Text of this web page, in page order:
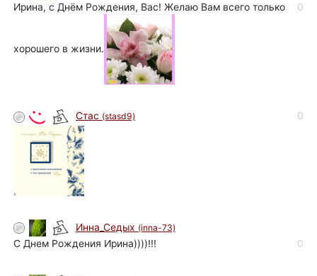
0
Ирина, с Днём Рождения, Вас! Желаю Вам всего только
хорошего в жизни.
Стас (stasd9) 0
Инна_Седых (inna-73)
0
С Днем Рождения Ирина))))!!!